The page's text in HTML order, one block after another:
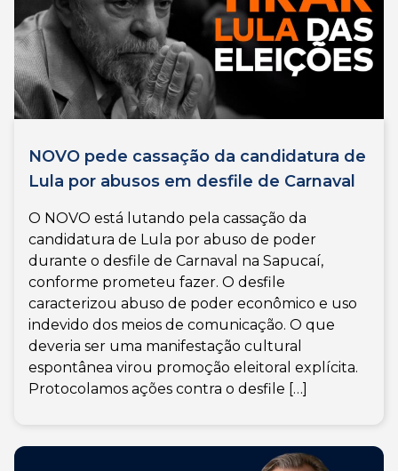
NOVO pede cassação da candidatura de
Lula por abusos em desfile de Carnaval
O NOVO está lutando pela cassação da
candidatura de Lula por abuso de poder
durante o desfile de Carnaval na Sapucaí,
conforme prometeu fazer. O desfile
caracterizou abuso de poder econômico e uso
indevido dos meios de comunicação. O que
deveria ser uma manifestação cultural
espontânea virou promoção eleitoral explícita.
Protocolamos ações contra o desfile […]